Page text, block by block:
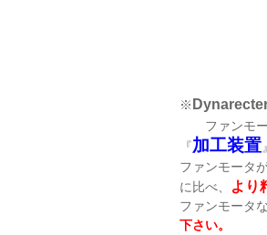
※
ファンモー
『加工装置
ファンモータ
に比べ、
より
ファンモータ
下さい。